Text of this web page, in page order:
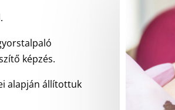
képzés.
alapján állítottuk